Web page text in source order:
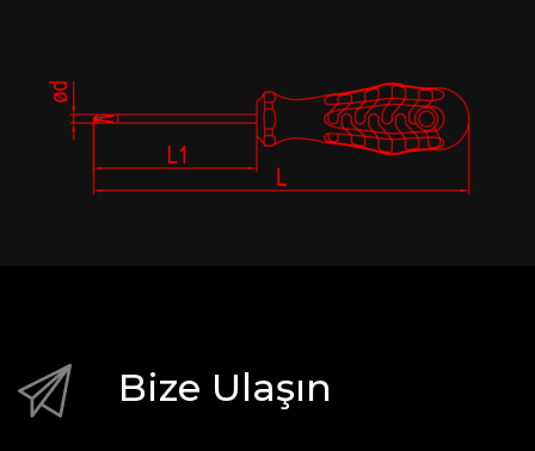
Bize Ulaşın